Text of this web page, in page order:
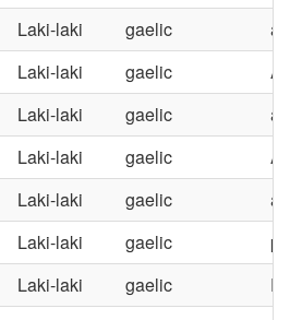
Laki-laki gaelic
Laki-laki gaelic
Laki-laki gaelic
Laki-laki gaelic
Laki-laki gaelic
Laki-laki gaelic
Laki-laki gaelic